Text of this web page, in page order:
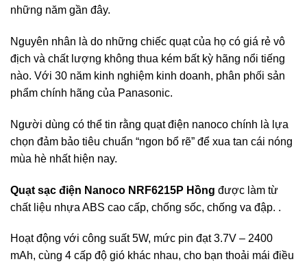
những năm gần đây.
Nguyên nhân là do những chiếc quạt của họ có giá rẻ vô
địch và chất lượng không thua kém bất kỳ hãng nổi tiếng
nào. Với 30 năm kinh nghiệm kinh doanh, phân phối sản
phẩm chính hãng của Panasonic.
Người dùng có thể tin rằng quạt điện nanoco chính là lựa
chọn đảm bảo tiêu chuẩn “ngon bổ rẽ” để xua tan cái nóng
mùa hè nhất hiện nay.
Quạt sạc điện Nanoco NRF6215P Hồng được làm từ
chất liệu nhựa ABS cao cấp, chống sốc, chống va đập. .
Hoạt động với công suất 5W, mức pin đạt 3.7V – 2400
mAh, cùng 4 cấp độ gió khác nhau, cho bạn thoải mái điều